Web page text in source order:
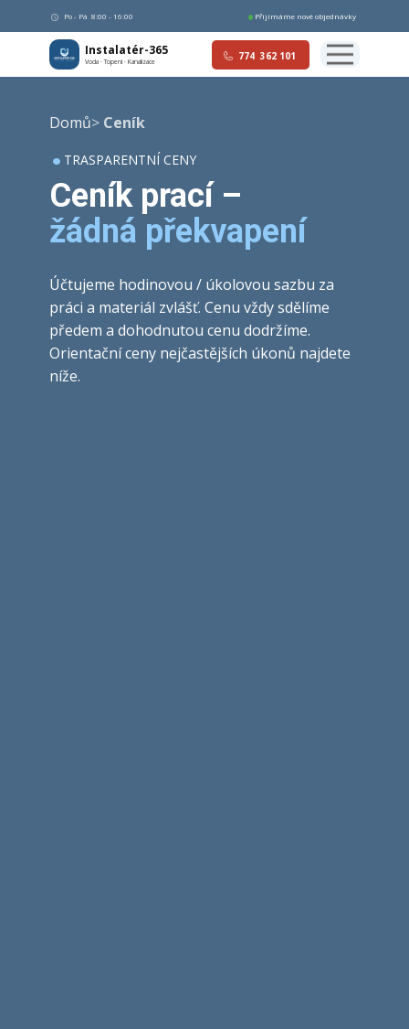
Po - Pá 8:00 - 16:00 Přijímáme nové objednávky
Domů
Služby
Ceník
Instalatér-365
Voda · Topení · Kanalizace 774 362 101
Domů> Ceník
TRASPARENTNÍ CENY
Ceník prací –
žádná překvapení
Účtujeme hodinovou / úkolovou sazbu za
práci a materiál zvlášť. Cenu vždy sdělíme
předem a dohodnutou cenu dodržíme.
Orientační ceny nejčastějších úkonů najdete
níže.